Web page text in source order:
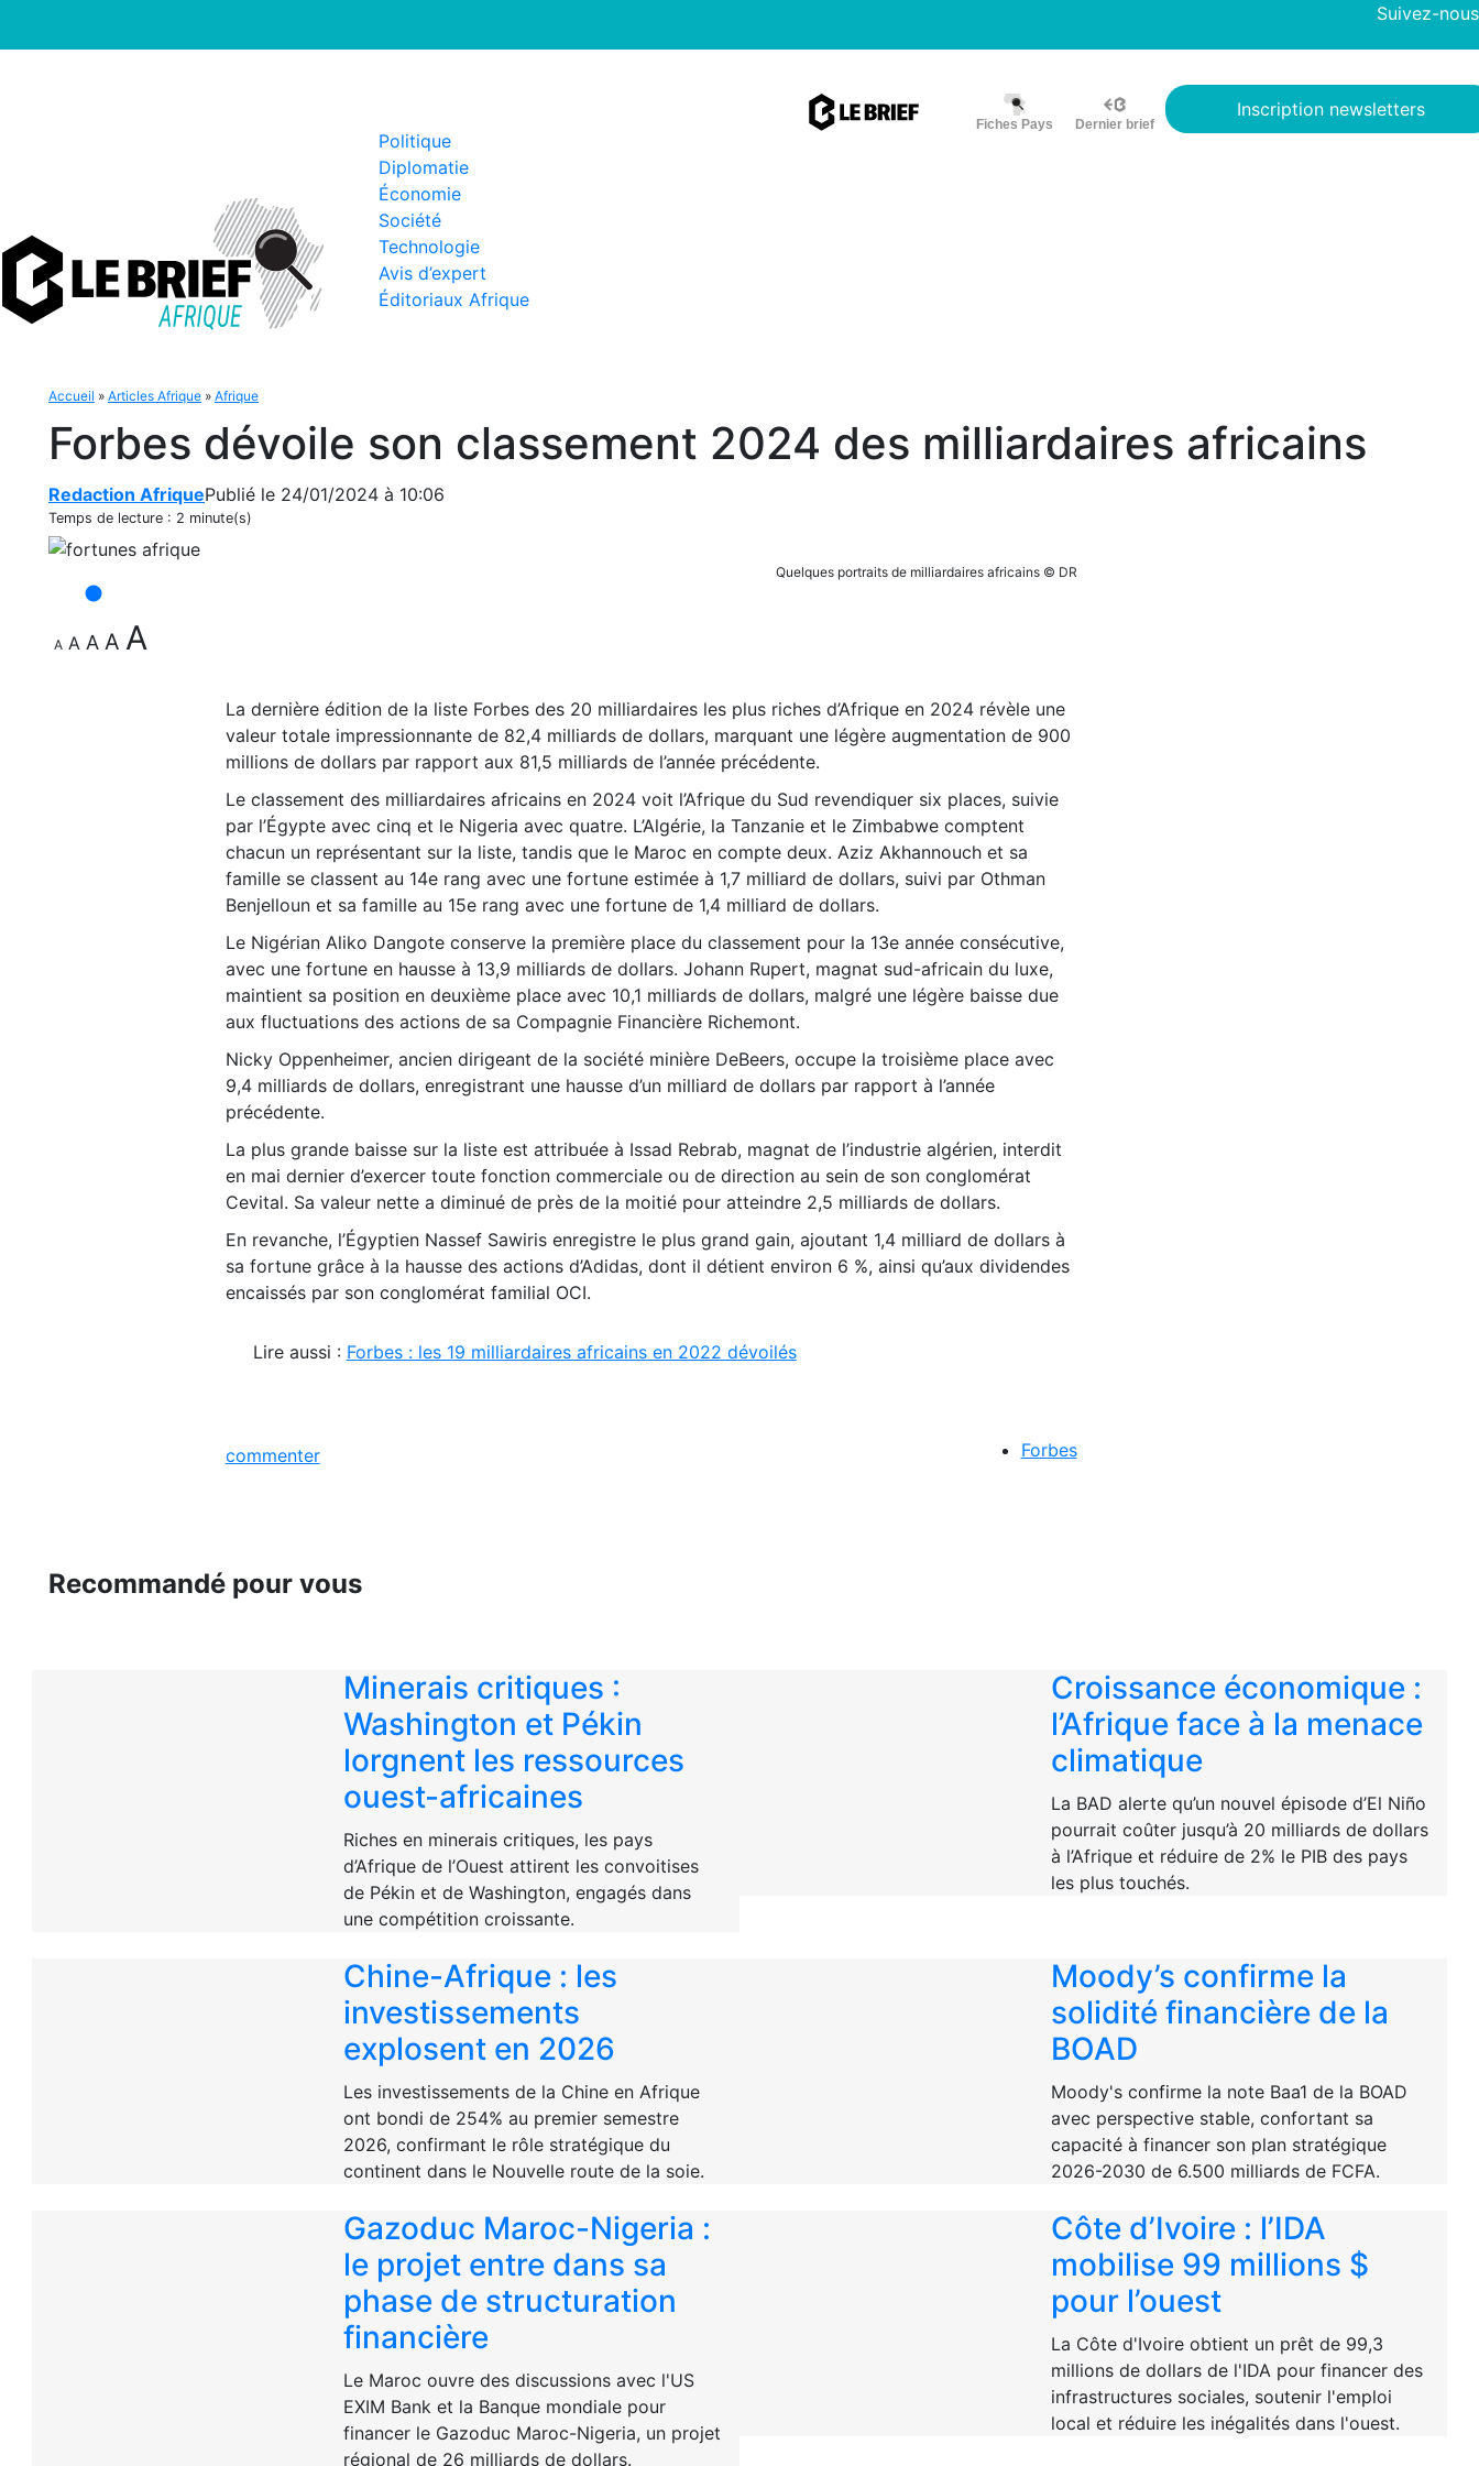
Suivez-nous
Fiches Pays Dernier brief
Inscription newsletters
Politique
Diplomatie
Économie
Société
Technologie
Avis d’expert
Éditoriaux Afrique
Accueil » Articles Afrique » Afrique
Forbes dévoile son classement 2024 des milliardaires africains
Redaction AfriquePublié le 24/01/2024 à 10:06
Temps de lecture : 2 minute(s)
Quelques portraits de milliardaires africains © DR
A A A A A
La dernière édition de la liste Forbes des 20 milliardaires les plus riches d’Afrique en 2024 révèle une
valeur totale impressionnante de 82,4 milliards de dollars, marquant une légère augmentation de 900
millions de dollars par rapport aux 81,5 milliards de l’année précédente.
Le classement des milliardaires africains en 2024 voit l’Afrique du Sud revendiquer six places, suivie
par l’Égypte avec cinq et le Nigeria avec quatre. L’Algérie, la Tanzanie et le Zimbabwe comptent
chacun un représentant sur la liste, tandis que le Maroc en compte deux. Aziz Akhannouch et sa
famille se classent au 14e rang avec une fortune estimée à 1,7 milliard de dollars, suivi par Othman
Benjelloun et sa famille au 15e rang avec une fortune de 1,4 milliard de dollars.
Le Nigérian Aliko Dangote conserve la première place du classement pour la 13e année consécutive,
avec une fortune en hausse à 13,9 milliards de dollars. Johann Rupert, magnat sud-africain du luxe,
maintient sa position en deuxième place avec 10,1 milliards de dollars, malgré une légère baisse due
aux fluctuations des actions de sa Compagnie Financière Richemont.
Nicky Oppenheimer, ancien dirigeant de la société minière DeBeers, occupe la troisième place avec
9,4 milliards de dollars, enregistrant une hausse d’un milliard de dollars par rapport à l’année
précédente.
La plus grande baisse sur la liste est attribuée à Issad Rebrab, magnat de l’industrie algérien, interdit
en mai dernier d’exercer toute fonction commerciale ou de direction au sein de son conglomérat
Cevital. Sa valeur nette a diminué de près de la moitié pour atteindre 2,5 milliards de dollars.
En revanche, l’Égyptien Nassef Sawiris enregistre le plus grand gain, ajoutant 1,4 milliard de dollars à
sa fortune grâce à la hausse des actions d’Adidas, dont il détient environ 6 %, ainsi qu’aux dividendes
encaissés par son conglomérat familial OCI.
Lire aussi : Forbes : les 19 milliardaires africains en 2022 dévoilés
commenter Forbes
Recommandé pour vous
Minerais critiques :
Washington et Pékin
lorgnent les ressources
ouest-africaines
Riches en minerais critiques, les pays
d’Afrique de l’Ouest attirent les convoitises
de Pékin et de Washington, engagés dans
une compétition croissante.
Croissance économique :
l’Afrique face à la menace
climatique
La BAD alerte qu’un nouvel épisode d’El Niño
pourrait coûter jusqu’à 20 milliards de dollars
à l’Afrique et réduire de 2% le PIB des pays
les plus touchés.
Chine-Afrique : les
investissements
explosent en 2026
Les investissements de la Chine en Afrique
ont bondi de 254% au premier semestre
2026, confirmant le rôle stratégique du
continent dans le Nouvelle route de la soie.
Moody’s confirme la
solidité financière de la
BOAD
Moody's confirme la note Baa1 de la BOAD
avec perspective stable, confortant sa
capacité à financer son plan stratégique
2026-2030 de 6.500 milliards de FCFA.
Gazoduc Maroc-Nigeria :
le projet entre dans sa
phase de structuration
financière
Le Maroc ouvre des discussions avec l'US
EXIM Bank et la Banque mondiale pour
financer le Gazoduc Maroc-Nigeria, un projet
régional de 26 milliards de dollars.
Côte d’Ivoire : l’IDA
mobilise 99 millions $
pour l’ouest
La Côte d'Ivoire obtient un prêt de 99,3
millions de dollars de l'IDA pour financer des
infrastructures sociales, soutenir l'emploi
local et réduire les inégalités dans l'ouest.